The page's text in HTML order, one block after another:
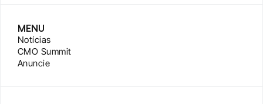
MENU
Notícias
CMO Summit
Anuncie